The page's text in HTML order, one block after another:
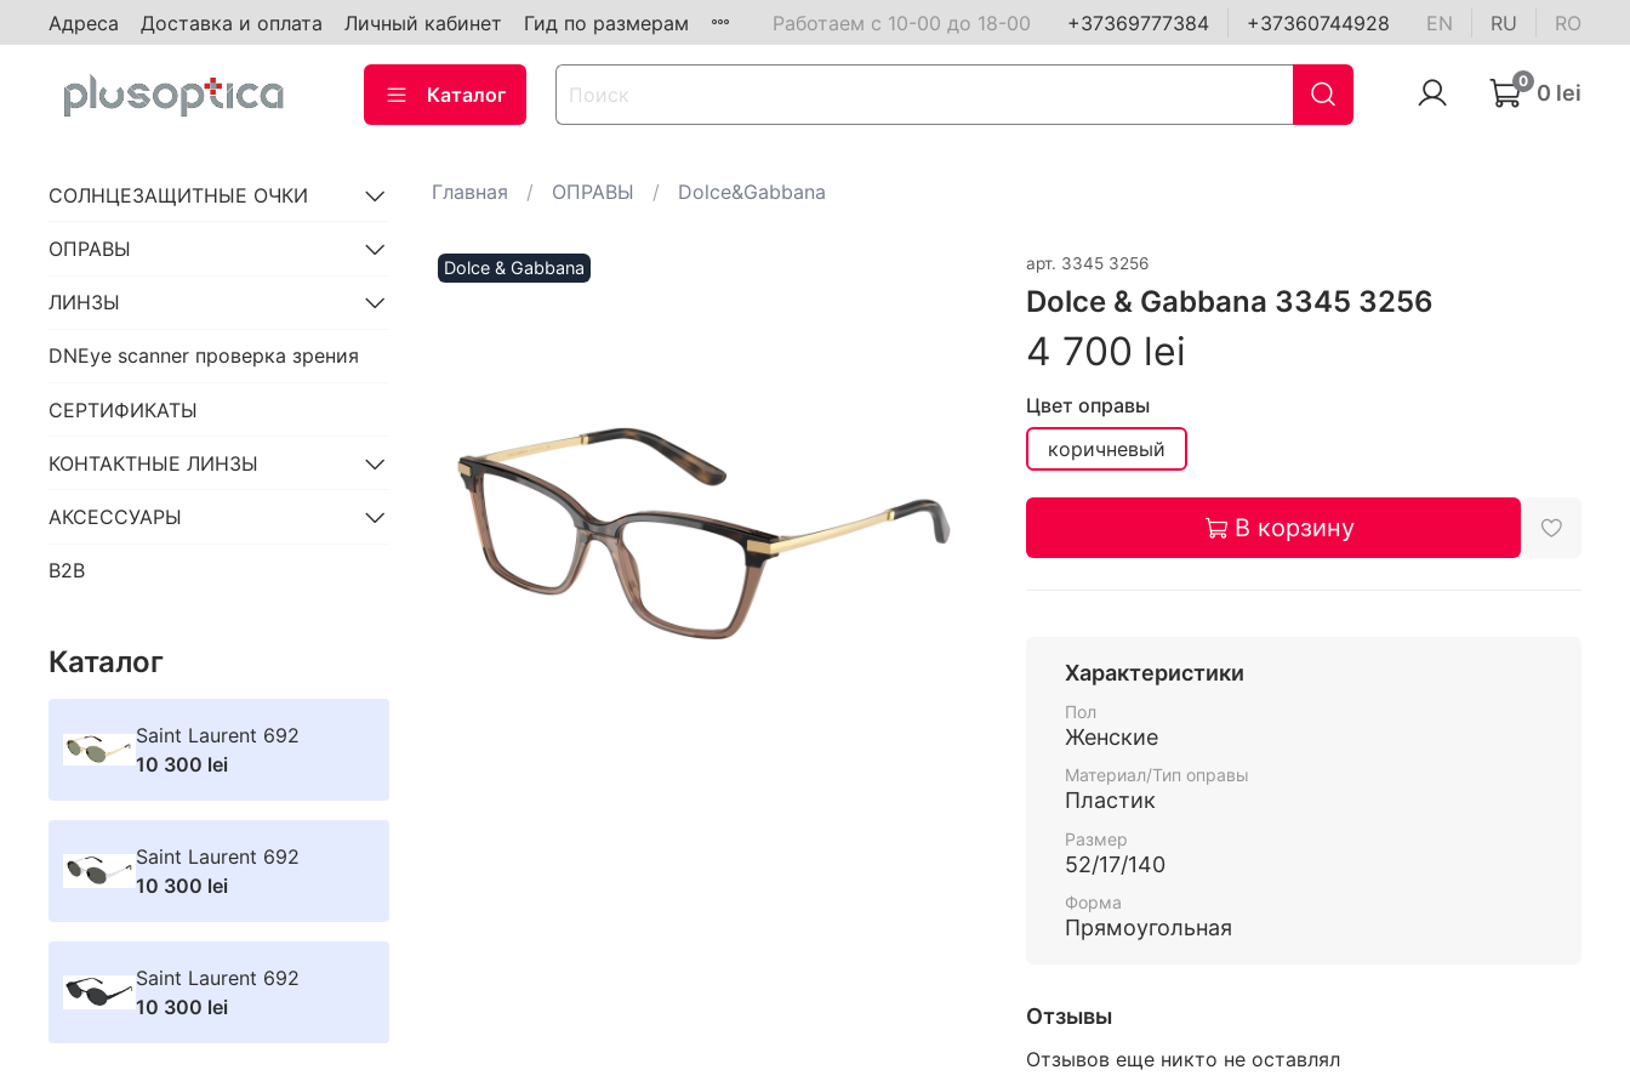
Адреса Доставка и оплата Личный кабинет Гид по размерам Работаем с 10-00 до 18-00 +37369777384 +37360744928 EN RU RO
Каталог
0 0 lei
Главная ОПРАВЫ Dolce&Gabbana
Dolce & Gabbana арт. 3345 3256
Dolce & Gabbana 3345 3256
4 700 lei
Цвет оправы
коричневый
В корзину
Характеристики
Пол
Женские
Материал/Тип оправы
Пластик
Размер
52/17/140
Форма
Прямоугольная
Отзывы
Отзывов еще никто не оставлял
СОЛНЦЕЗАЩИТНЫЕ ОЧКИ
ОПРАВЫ
ЛИНЗЫ
DNEye scanner проверка зрения
СЕРТИФИКАТЫ
КОНТАКТНЫЕ ЛИНЗЫ
АКСЕССУАРЫ
B2B
Каталог
Saint Laurent 692
10 300 lei
Saint Laurent 692
10 300 lei
Saint Laurent 692
10 300 lei